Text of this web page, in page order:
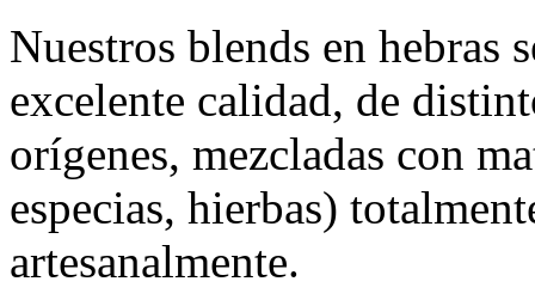
Nuestros blends en hebras
excelente calidad, de
orígenes, mezcladas con
especias, hierbas)
artesanalmente.